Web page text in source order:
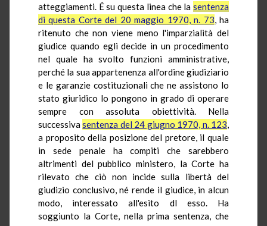
atteggiamenti. É su questa linea che la sentenza
di questa Corte del 20 maggio 1970, n. 73, ha
ritenuto che non viene meno l'imparzialità del
giudice quando egli decide in un procedimento
nel quale ha svolto funzioni amministrative,
perché la sua appartenenza all'ordine giudiziario
e le garanzie costituzionali che ne assistono lo
stato giuridico lo pongono in grado di operare
sempre con assoluta obiettività. Nella
successivasentenza del 24 giugno 1970, n. 123,
a proposito della posizione del pretore, il quale
in sede penale ha compiti che sarebbero
altrimenti del pubblico ministero, la Corte ha
rilevato che ciò non incide sulla libertà del
giudizio conclusivo, né rende il giudice, in alcun
modo, interessato all'esito dl esso. Ha
soggiunto la Corte, nella prima sentenza, che